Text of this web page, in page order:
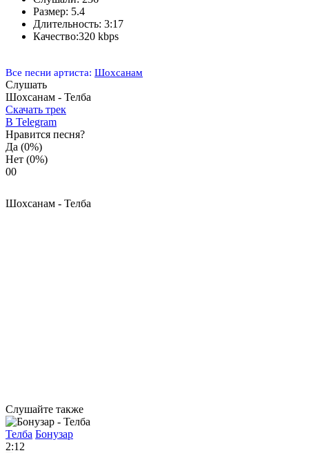
Размер: 5.4
Длительность: 3:17
Качество:320 kbps
Все песни артиста: Шохсанам
Слушать
Шохсанам - Телба
Скачать трек
В Telegram
Нравится песня?
Да (0%)
Нет (0%)
00
Шохсанам - Телба
Слушайте также
Телба Бонузар
2:12